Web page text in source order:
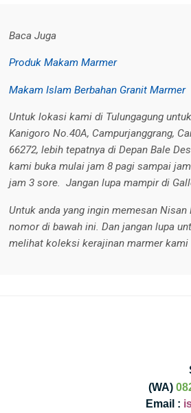
Baca Juga
Produk Makam Marmer
Makam Islam Berbahan Granit Marmer
Untuk lokasi kami di Tulungagung
Kanigoro No.40A, Campurjanggrang,
66272, lebih tepatnya di Depan Bale
kami buka mulai jam 8 pagi sampai
jam 3 sore. Jangan lupa mampir di
Untuk anda yang ingin memesan
nomor di bawah ini. Dan jangan lupa
melihat koleksi kerajinan marmer kami
(WA)
Email :